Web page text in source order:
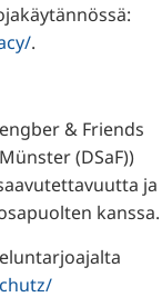
.
& Friends
(DSaF))
ja
kanssa.